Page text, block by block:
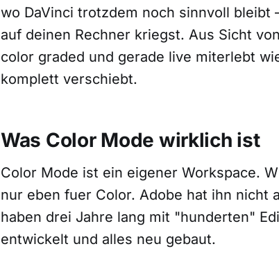
wo DaVinci trotzdem noch sinnvoll
auf deinen Rechner kriegst. Aus Sicht
color graded und gerade live miterlebt
komplett verschiebt.
Was Color Mode wirklich ist
Color Mode ist ein eigener Workspace.
nur eben fuer Color. Adobe hat ihn nicht
haben drei Jahre lang mit "hunderten"
entwickelt und alles neu gebaut.